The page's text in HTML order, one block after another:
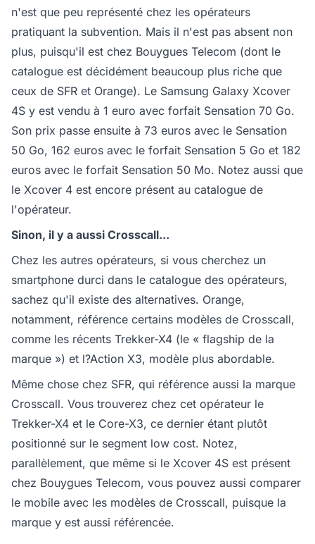
n'est que peu représenté chez les opérateurs
pratiquant la subvention. Mais il n'est pas absent non
plus, puisqu'il est chez Bouygues Telecom (dont le
catalogue est décidément beaucoup plus riche que
ceux de SFR et Orange). Le Samsung Galaxy Xcover
4S y est vendu à 1 euro avec forfait Sensation 70 Go.
Son prix passe ensuite à 73 euros avec le Sensation
50 Go, 162 euros avec le forfait Sensation 5 Go et 182
euros avec le forfait Sensation 50 Mo. Notez aussi que
le Xcover 4 est encore présent au catalogue de
l'opérateur.
Sinon, il y a aussi Crosscall...
Chez les autres opérateurs, si vous cherchez un
smartphone durci dans le catalogue des opérateurs,
sachez qu'il existe des alternatives. Orange,
notamment, référence certains modèles de Crosscall,
comme les récents Trekker-X4 (le « flagship de la
marque ») et l?Action X3, modèle plus abordable.
Même chose chez SFR, qui référence aussi la marque
Crosscall. Vous trouverez chez cet opérateur le
Trekker-X4 et le Core-X3, ce dernier étant plutôt
positionné sur le segment low cost. Notez,
parallèlement, que même si le Xcover 4S est présent
chez Bouygues Telecom, vous pouvez aussi comparer
le mobile avec les modèles de Crosscall, puisque la
marque y est aussi référencée.